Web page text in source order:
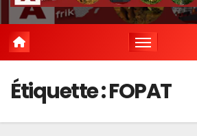
Étiquette :FOPAT